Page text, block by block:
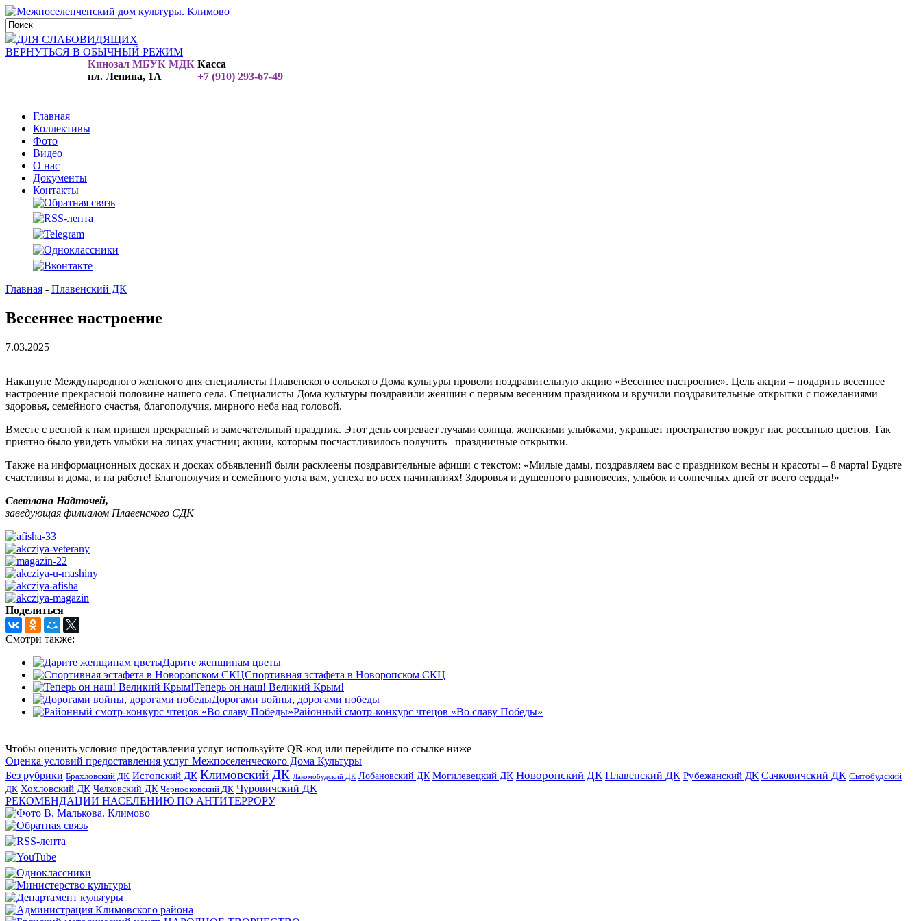
ДЛЯ СЛАБОВИДЯЩИХ
ВЕРНУТЬСЯ В ОБЫЧНЫЙ РЕЖИМ
Кинозал МБУК МДК
пл. Ленина, 1А
Касса
+7 (910) 293-67-49
Главная
Коллективы
Фото
Видео
О нас
Документы
Контакты
Главная - Плавенский ДК
Весеннее настроение
7.03.2025
Накануне Международного женского дня специалисты Плавенского сельского Дома культуры провели поздравительную акцию «Весеннее настроение». Цель акции – подарить весеннее
настроение прекрасной половине нашего села. Специалисты Дома культуры поздравили женщин с первым весенним праздником и вручили поздравительные открытки с пожеланиями
здоровья, семейного счастья, благополучия, мирного неба над головой.
Вместе с весной к нам пришел прекрасный и замечательный праздник. Этот день согревает лучами солнца, женскими улыбками, украшает пространство вокруг нас россыпью цветов. Так
приятно было увидеть улыбки на лицах участниц акции, которым посчастливилось получить праздничные открытки.
Также на информационных досках и досках объявлений были расклеены поздравительные афиши с текстом: «Милые дамы, поздравляем вас с праздником весны и красоты – 8 марта! Будьте
счастливы и дома, и на работе! Благополучия и семейного уюта вам, успеха во всех начинаниях! Здоровья и душевного равновесия, улыбок и солнечных дней от всего сердца!»
Светлана Надточей,
заведующая филиалом Плавенского СДК
Поделиться
Смотри также:
Дарите женщинам цветы
Спортивная эстафета в Новоропском СКЦ
Теперь он наш! Великий Крым!
Дорогами войны, дорогами победы
Районный смотр-конкурс чтецов «Во славу Победы»
Чтобы оценить условия предоставления услуг используйте QR-код или перейдите по ссылке ниже
Оценка условий предоставления услуг Межпоселенческого Дома Культуры
Без рубрики Брахловский ДК Истопский ДК Климовский ДК Лакомобудский ДК Лобановский ДК Могилевецкий ДК Новоропский ДК Плавенский ДК Рубежанский ДК Сачковичский ДК Сытобудский
ДК Хохловский ДК Челховский ДК Чернооковский ДК Чуровичский ДК
РЕКОМЕНДАЦИИ НАСЕЛЕНИЮ ПО АНТИТЕРРОРУ